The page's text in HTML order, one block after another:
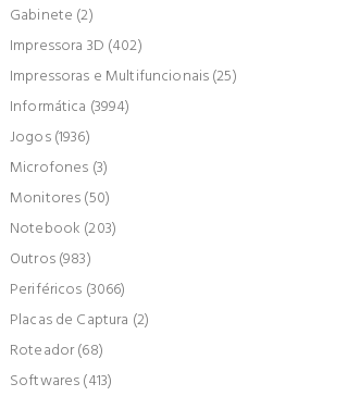
Gabinete (2)
Impressora 3D (402)
Impressoras e Multifuncionais (25)
Informática (3994)
Jogos (1936)
Microfones (3)
Monitores (50)
Notebook (203)
Outros (983)
Periféricos (3066)
Placas de Captura (2)
Roteador (68)
Softwares (413)